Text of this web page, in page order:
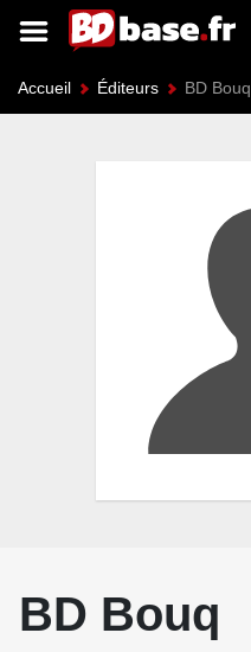
Accueil Éditeurs BD Bouq
BD Bouq